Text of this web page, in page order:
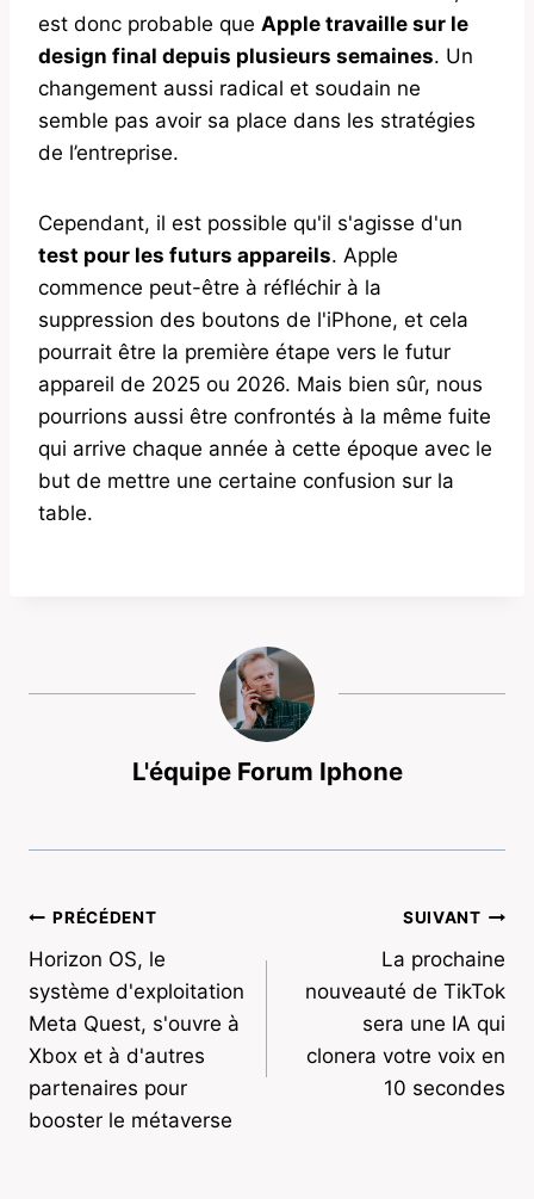
est donc probable que Apple travaille sur le
design final depuis plusieurs semaines. Un
changement aussi radical et soudain ne
semble pas avoir sa place dans les stratégies
de l’entreprise.
Cependant, il est possible qu'il s'agisse d'un
test pour les futurs appareils. Apple
commence peut-être à réfléchir à la
suppression des boutons de l'iPhone, et cela
pourrait être la première étape vers le futur
appareil de 2025 ou 2026. Mais bien sûr, nous
pourrions aussi être confrontés à la même fuite
qui arrive chaque année à cette époque avec le
but de mettre une certaine confusion sur la
table.
L'équipe Forum Iphone
Navigation
de
l’article
PRÉCÉDENT
Horizon OS, le
système d'exploitation
Meta Quest, s'ouvre à
Xbox et à d'autres
partenaires pour
booster le métaverse
SUIVANT
La prochaine
nouveauté de TikTok
sera une IA qui
clonera votre voix en
10 secondes